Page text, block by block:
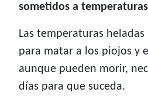
sometidos a temperaturas
Las temperaturas
para matar a los piojos y
aunque pueden morir,
días para que suceda.